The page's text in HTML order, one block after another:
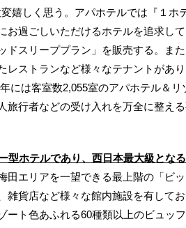
嬉しく思う。アパホテルでは『１
お過ごしいただけるホテルを追求し
ドスリーププラン」を販売する。ま
レストランなど様々なテナントがあ
には客室数2,055室のアパホテル＆
旅行者などの受け入れを万全に整え
型ホテルであり、西日本最大級となる
田エリアを一望できる最上階の「ビ
雑貨店など様々な館内施設を有して
ト色あふれる60種類以上のビュッ